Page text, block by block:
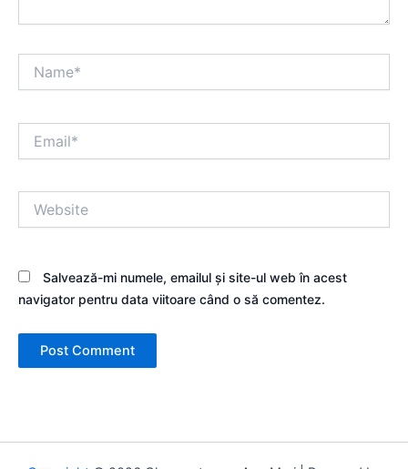
Salvează-mi numele, emailul și site-ul web în acest
navigator pentru data viitoare când o să comentez.